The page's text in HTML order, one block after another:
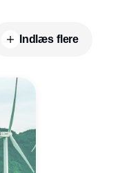
Indlæs flere